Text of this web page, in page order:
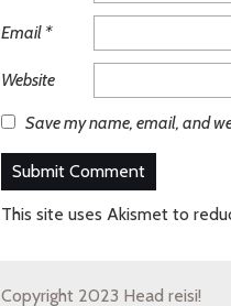
Email*
Website
Save my name, email, and
This site uses Akismet to
Copyright 2023 Head reisi!